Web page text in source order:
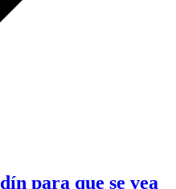
para que se vea